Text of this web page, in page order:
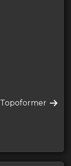
Следующая
Topoformer